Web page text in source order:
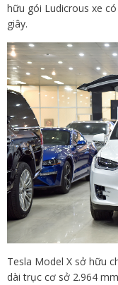
hữu gói Ludicrous xe
giây.
Tesla Model X sở hữu
dài trục cơ sở 2.964